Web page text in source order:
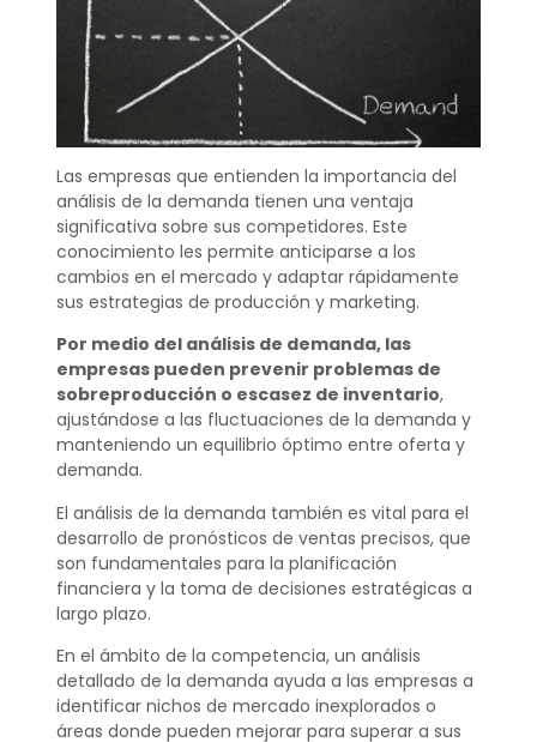
Las empresas que entienden la importancia del
análisis de la demanda tienen una ventaja
significativa sobre sus competidores. Este
conocimiento les permite anticiparse a los
cambios en el mercado y adaptar rápidamente
sus estrategias de producción y marketing.
Por medio del análisis de demanda, las
empresas pueden prevenir problemas de
sobreproducción o escasez de inventario,
ajustándose a las fluctuaciones de la demanda y
manteniendo un equilibrio óptimo entre oferta y
demanda.
El análisis de la demanda también es vital para el
desarrollo de pronósticos de ventas precisos, que
son fundamentales para la planificación
financiera y la toma de decisiones estratégicas a
largo plazo.
En el ámbito de la competencia, un análisis
detallado de la demanda ayuda a las empresas a
identificar nichos de mercado inexplorados o
áreas donde pueden mejorar para superar a sus